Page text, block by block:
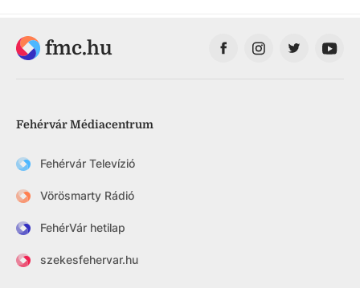
fmc.hu
Fehérvár Médiacentrum
Fehérvár Televízió
Vörösmarty Rádió
FehérVár hetilap
szekesfehervar.hu